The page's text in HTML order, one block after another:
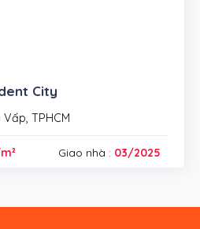
City
TPHCM
Giao nhà : 03/2025